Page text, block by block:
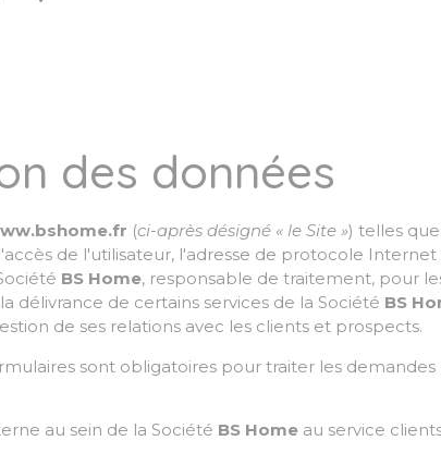
des données
(ci-après désigné « le Site ») telles
de l'utilisateur, l'adresse de protocole
BS Home, responsable de traitement, pour
de certains services de la Société BS
de ses relations avec les clients et prospects.
sont obligatoires pour traiter les
au sein de la Société BS Home au service